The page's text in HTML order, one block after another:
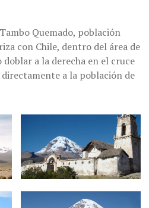
Quemado, población
con Chile, dentro del área de
a la derecha en el cruce
a la población de